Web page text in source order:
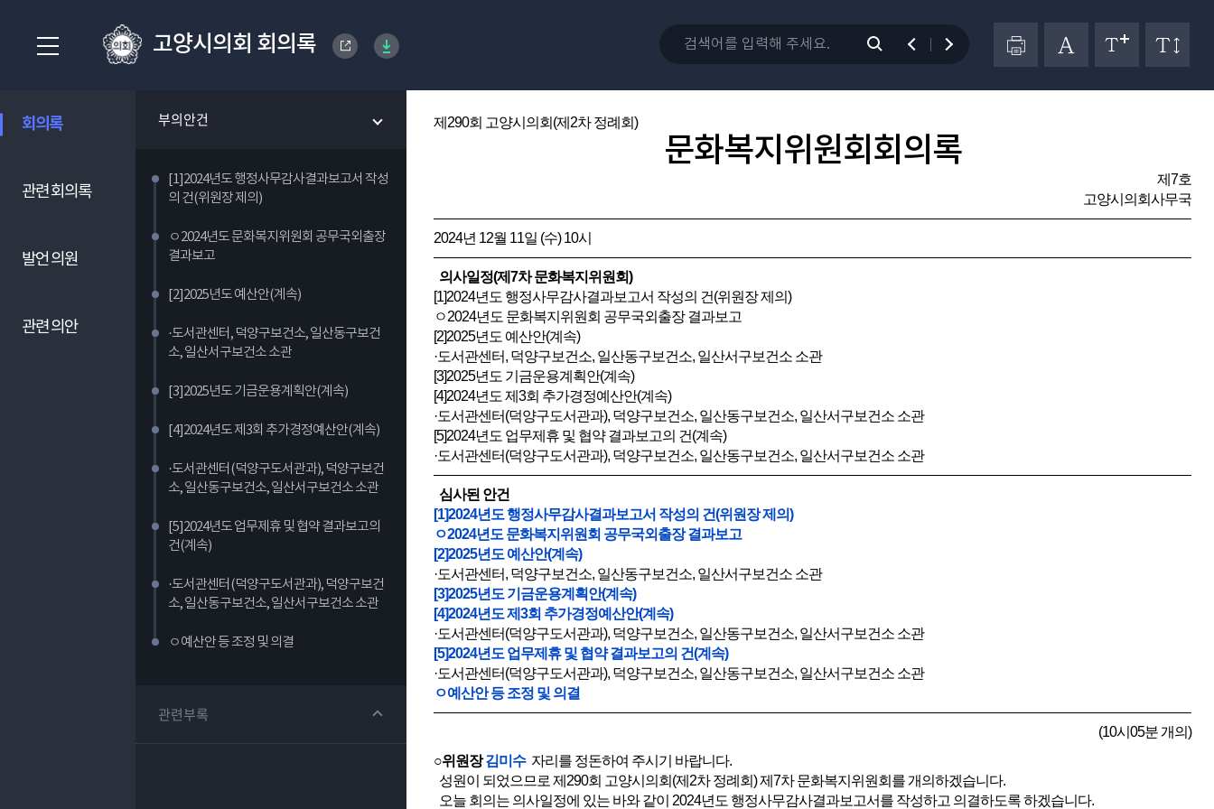
고양시의회 회의록
회의록 부의안건
[1]2024년도 행정사무감사결과보고서 작성
의 건(위원장 제의)
ㅇ2024년도 문화복지위원회 공무국외출장
결과보고
[2]2025년도 예산안(계속)
·도서관센터, 덕양구보건소, 일산동구보건
소, 일산서구보건소 소관
[3]2025년도 기금운용계획안(계속)
[4]2024년도 제3회 추가경정예산안(계속)
·도서관센터(덕양구도서관과), 덕양구보건
소, 일산동구보건소, 일산서구보건소 소관
[5]2024년도 업무제휴 및 협약 결과보고의
건(계속)
·도서관센터(덕양구도서관과), 덕양구보건
소, 일산동구보건소, 일산서구보건소 소관
ㅇ예산안 등 조정 및 의결
관련부록
관련 회의록
발언 의원
관련 의안
제290회 고양시의회(제2차 정례회)
문화복지위원회회의록
제7호
고양시의회사무국
2024년 12월 11일 (수) 10시
의사일정(제7차 문화복지위원회)
[1]2024년도 행정사무감사결과보고서 작성의 건(위원장 제의)
ㅇ2024년도 문화복지위원회 공무국외출장 결과보고
[2]2025년도 예산안(계속)
·도서관센터, 덕양구보건소, 일산동구보건소, 일산서구보건소 소관
[3]2025년도 기금운용계획안(계속)
[4]2024년도 제3회 추가경정예산안(계속)
·도서관센터(덕양구도서관과), 덕양구보건소, 일산동구보건소, 일산서구보건소 소관
[5]2024년도 업무제휴 및 협약 결과보고의 건(계속)
·도서관센터(덕양구도서관과), 덕양구보건소, 일산동구보건소, 일산서구보건소 소관
심사된 안건
[1]2024년도 행정사무감사결과보고서 작성의 건(위원장 제의)
ㅇ2024년도 문화복지위원회 공무국외출장 결과보고
[2]2025년도 예산안(계속)
·도서관센터, 덕양구보건소, 일산동구보건소, 일산서구보건소 소관
[3]2025년도 기금운용계획안(계속)
[4]2024년도 제3회 추가경정예산안(계속)
·도서관센터(덕양구도서관과), 덕양구보건소, 일산동구보건소, 일산서구보건소 소관
[5]2024년도 업무제휴 및 협약 결과보고의 건(계속)
·도서관센터(덕양구도서관과), 덕양구보건소, 일산동구보건소, 일산서구보건소 소관
ㅇ예산안 등 조정 및 의결
(10시05분 개의)
○위원장김미수자리를 정돈하여 주시기 바랍니다.
성원이 되었으므로 제290회 고양시의회(제2차 정례회) 제7차 문화복지위원회를 개의하겠습니다.
오늘 회의는 의사일정에 있는 바와 같이 2024년도 행정사무감사결과보고서를 작성하고 의결하도록 하겠습니다.